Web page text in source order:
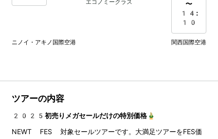
エコノミークラス
〜
14:
10
ニノイ・アキノ国際空港 関西国際空港
ツアーの内容
2025初売りメガセールだけの特別価格🎍
NEWT FES 対象セールツアーです。大満足ツアーをFES価